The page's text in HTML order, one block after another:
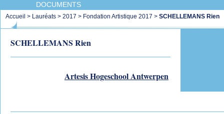
DOCUMENTS
Accueil > Lauréats > 2017 > Fondation Artistique 2017 > SCHELLEMANS Rien
SCHELLEMANS Rien
Artesis Hogeschool Antwerpen